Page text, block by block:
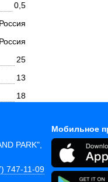
0,5
Россия
Россия
25
13
18
PARK",
747-11-09
Мобильное